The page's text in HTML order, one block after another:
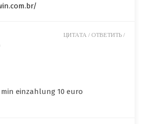
einzahlung 10 euro
ЦИТАТА / ОТВЕТИТЬ /